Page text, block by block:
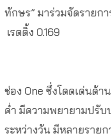
ทักษร” มาร่วมจัดรายกา
เรตติ้ง 0.169
ช่อง One ซึ่งโดดเด่นด้า
ค่ำ มีความพยายามปรับ
ระหว่างวัน มีหลายราย